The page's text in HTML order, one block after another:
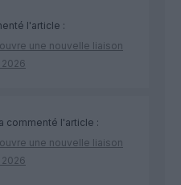
l'article :
une nouvelle liaison
commenté l'article :
une nouvelle liaison